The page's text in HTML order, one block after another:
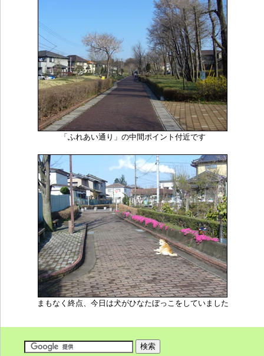
「ふれあい通り」の中間ポイント付近です
まもなく終点、今日は犬がひなたぼっこをしていました